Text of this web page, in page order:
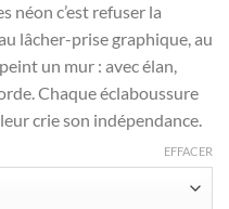
néon c’est refuser la
lâcher-prise graphique, au
un mur : avec élan,
Chaque éclaboussure
crie son indépendance.
EFFACER